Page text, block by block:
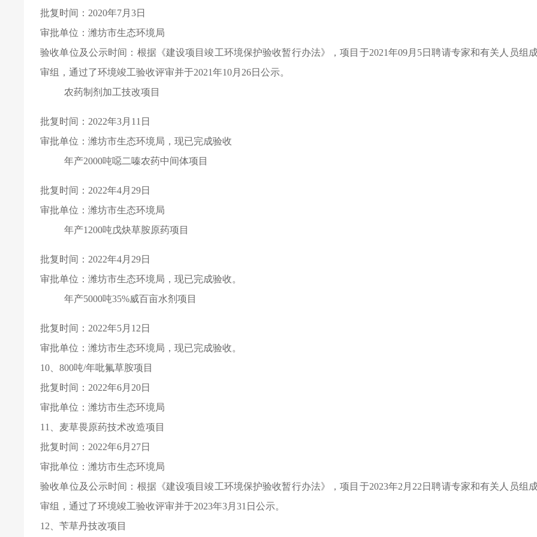
批复时间：2020年7月3日
审批单位：潍坊市生态环境局
验收单位及公示时间：根据《建设项目竣工环境保护验收暂行办法》，项目于2021年09月5日聘请专家和有关人员组
审组，通过了环境竣工验收评审并于2021年10月26日公示。
农药制剂加工技改项目
批复时间：2022年3月11日
审批单位：潍坊市生态环境局，现已完成验收
年产2000吨噁二嗪农药中间体项目
批复时间：2022年4月29日
审批单位：潍坊市生态环境局
年产1200吨戊炔草胺原药项目
批复时间：2022年4月29日
审批单位：潍坊市生态环境局，现已完成验收。
年产5000吨35%威百亩水剂项目
批复时间：2022年5月12日
审批单位：潍坊市生态环境局，现已完成验收。
10 、800吨/年吡氟草胺项目
批复时间：2022年6月20日
审批单位：潍坊市生态环境局
11
、麦草畏原药技术改造项目
批复时间：2022年6月27日
审批单位：潍坊市生态环境局
验收单位及公示时间：根据《建设项目竣工环境保护验收暂行办法》，项目于2023年2月22日聘请专家和有关人员组
审组，通过了环境竣工验收评审并于2023年3月31日公示。
12 、苄草丹技改项目